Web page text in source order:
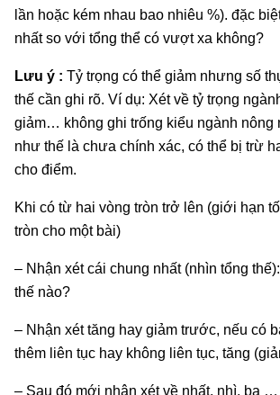
lần hoặc kém nhau bao nhiêu %). đặc
nhất so với tổng thể có vượt xa không?
Lưu ý : Tỷ trọng có thể giảm nhưng số
thế cần ghi rõ. Ví dụ: Xét về tỷ trọng
giảm… không ghi trống kiểu ngành
như thế là chưa chính xác, có thể bị trừ
cho điểm.
Khi có từ hai vòng tròn trở lên (giới hạn
tròn cho một bài)
– Nhận xét cái chung nhất (nhìn tổng
thế nào?
– Nhận xét tăng hay giảm trước, nếu có
thêm liên tục hay không liên tục, tăng
– Sau đó mới nhận xét về nhất, nhì, ba